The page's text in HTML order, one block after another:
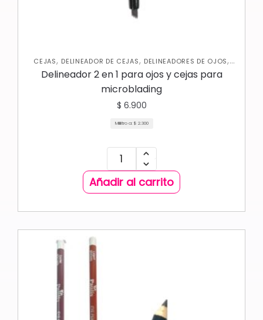
CEJAS, DELINEADOR DE CEJAS, DELINEADORES DE OJOS,
Delineador 2 en 1 para ojos y cejas para
microblading
$ 6.900
Mililitro a: $ 2.300
Añadir al carrito